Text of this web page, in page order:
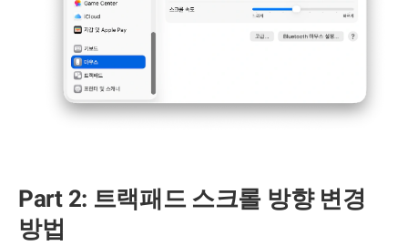
Part 2: 트랙패드 스크롤 방향 변경
방법